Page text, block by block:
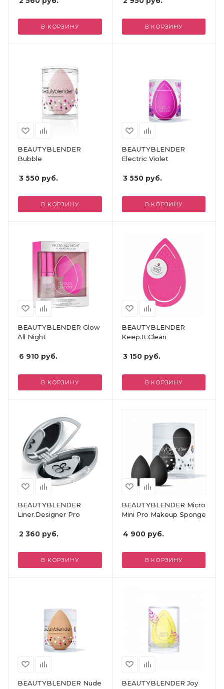
В КОРЗИНУ В КОРЗИНУ
BEAUTYBLENDER
Bubble
3 550 руб.
В КОРЗИНУ
BEAUTYBLENDER
Electric Violet
3 550руб.
В КОРЗИНУ
BEAUTYBLENDER Glow
All Night
6 910 руб.
В КОРЗИНУ
BEAUTYBLENDER
Keep.It.Clean
3 150руб.
В КОРЗИНУ
BEAUTYBLENDER
Liner.Designer Pro
2 360 руб.
В КОРЗИНУ
BEAUTYBLENDER Micro
Mini Pro Makeup Sponge
4 900руб.
В КОРЗИНУ
BEAUTYBLENDER Nude BEAUTYBLENDER Joy